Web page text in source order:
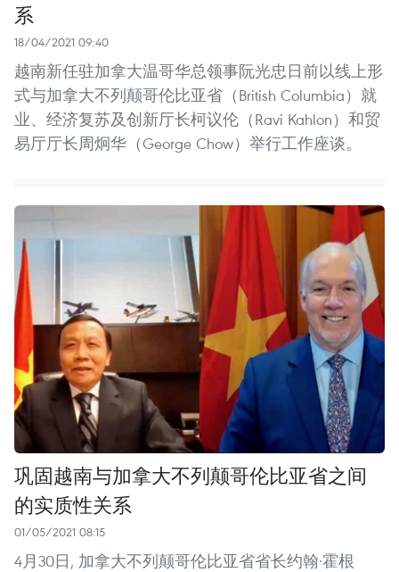
系
18/04/2021 09:40
越南新任驻加拿大温哥华总领事阮光忠日前以线上形
式与加拿大不列颠哥伦比亚省（British Columbia）就
业、经济复苏及创新厅长柯议伦（Ravi Kahlon）和贸
易厅厅长周炯华（George Chow）举行工作座谈。
巩固越南与加拿大不列颠哥伦比亚省之间
的实质性关系
01/05/2021 08:15
4月30日, 加拿大不列颠哥伦比亚省省长约翰·霍根